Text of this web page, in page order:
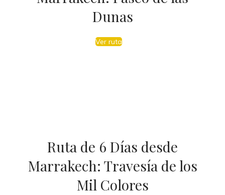
Dunas
Ver ruta
Ruta de 6 Días desde
Marrakech: Travesía de los
Mil Colores